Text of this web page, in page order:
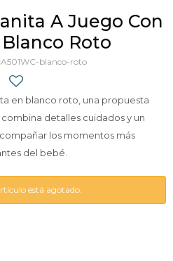
A Juego Con
Roto
blanco-roto
en blanco roto, una propuesta
detalles cuidados y un
los momentos más
del bebé.
está agotado.